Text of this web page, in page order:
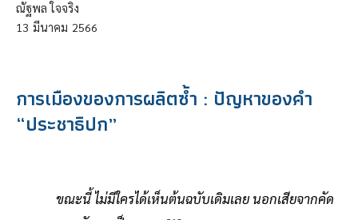
ณัฐพล ใจจริง
13 มีนาคม 2566
การเมืองของการผลิตซ้ำ : ปัญหาของคำ
“ประชาธิปก”
ขณะนี้ ไม่มีใครได้เห็นต้นฉบับเดิมเลย นอกเสียจากคัด